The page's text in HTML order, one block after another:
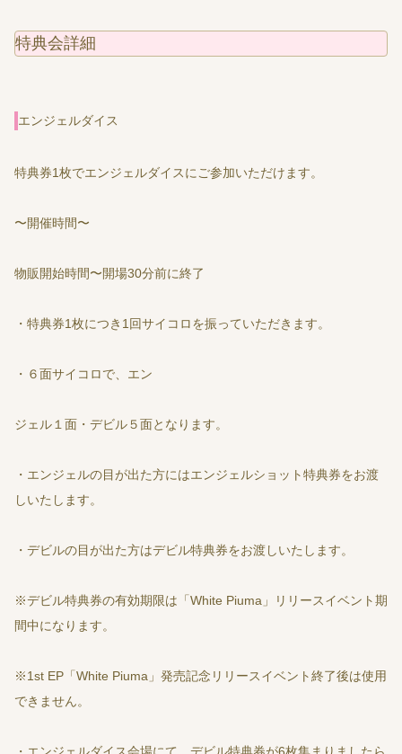
特典会詳細
エンジェルダイス
特典券1枚でエンジェルダイスにご参加いただけます。
〜開催時間〜
物販開始時間〜開場30分前に終了
・特典券1枚につき1回サイコロを振っていただきます。
・６面サイコロで、エン
ジェル１面・デビル５面となります。
・エンジェルの目が出た方にはエンジェルショット特典券をお渡
しいたします。
・デビルの目が出た方はデビル特典券をお渡しいたします。
※デビル特典券の有効期限は「White Piuma」リリースイベント期
間中になります。
※1st EP「White Piuma」発売記念リリースイベント終了後は使用
できません。